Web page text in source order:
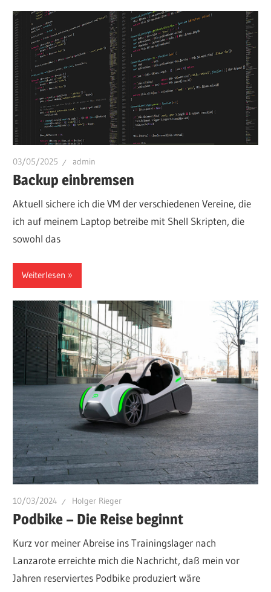
03/05/2025 admin
Backup einbremsen
Aktuell sichere ich die VM der verschiedenen Vereine, die
ich auf meinem Laptop betreibe mit Shell Skripten, die
sowohl das
Weiterlesen
10/03/2024 Holger Rieger
Podbike – Die Reise beginnt
Kurz vor meiner Abreise ins Trainingslager nach
Lanzarote erreichte mich die Nachricht, daß mein vor
Jahren reserviertes Podbike produziert wäre